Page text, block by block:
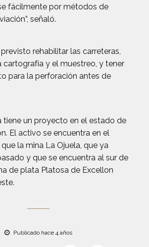
fácilmente por métodos de
señaló.
rehabilitar las carreteras,
cartografía y el muestreo, y tener
para la perforación antes de
tiene un proyecto en el estado de
El activo se encuentra en el
la mina La Ojuela, que ya
y que se encuentra al sur de
de plata Platosa de Excellon
Publicado hace 4 años